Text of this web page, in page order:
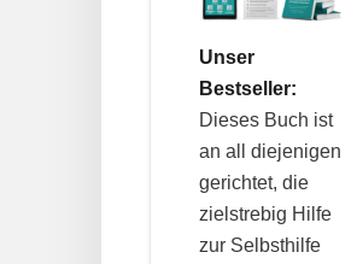
Unser
Bestseller:
Dieses Buch ist
an all diejenigen
gerichtet, die
zielstrebig Hilfe
zur Selbsthilfe